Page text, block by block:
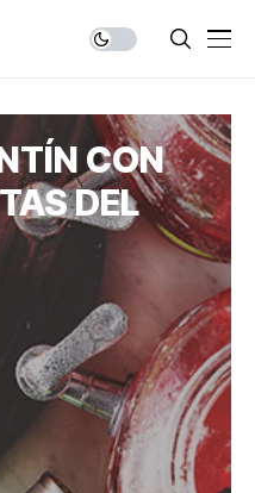
CON
DEL